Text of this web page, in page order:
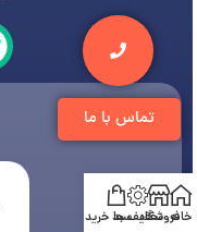
تماس با ما
خانهفروشگاه
تخفیف هاسبد خرید